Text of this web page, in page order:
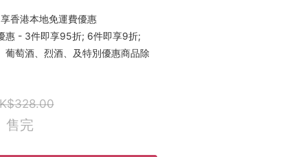
香港本地免運費優惠
惠 - 3件即享95折; 6件即享9折;
葡萄酒、烈酒、及特別優惠商品除
售完